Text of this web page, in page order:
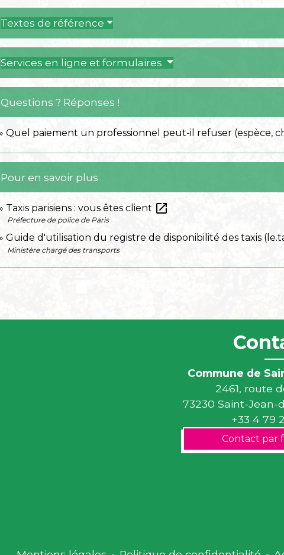
Textes de référence
Services en ligne et formulaires
Questions ? Réponses !
Quel paiement un professionnel peut-il refuser (espèce,
Pour en savoir plus
Taxis parisiens : vous êtes client open_in_new
Préfecture de police de Paris
Guide d'utilisation du registre de disponibilité des taxis
Ministère chargé des transports
Commune de
2461, route
73230 Saint-Jean-
+33 4 79
Contact par